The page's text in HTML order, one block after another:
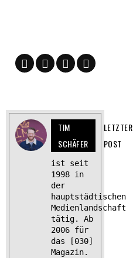
TIM
SCHÄFER
LETZTER
POST
ist seit
1998 in
der
hauptstädtischen
Medienlandschaft
tätig. Ab
2006 für
das [030]
Magazin.